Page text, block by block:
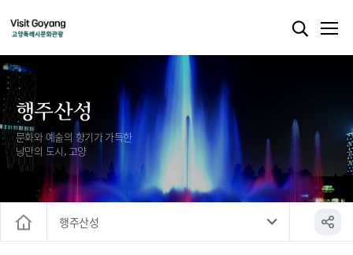
행주산성
문화와 예술의 향기가 가득한
낭만의 도시, 고양
행주산성